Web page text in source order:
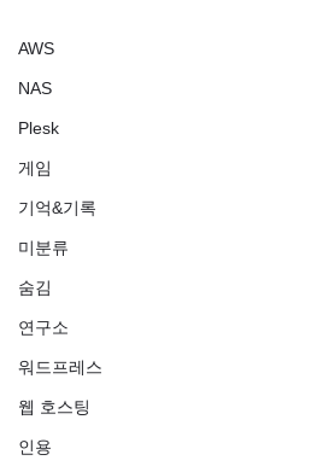
AWS
NAS
Plesk
게임
기억&기록
미분류
숨김
연구소
워드프레스
웹 호스팅
인용